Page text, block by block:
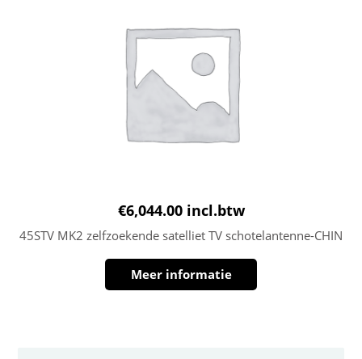
€6,044.00 incl.btw
45STV MK2 zelfzoekende satelliet TV schotelantenne-CHIN
Meer informatie